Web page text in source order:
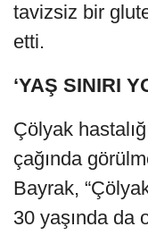
tavizsiz bir
etti.
‘YAŞ SINIRI
Çölyak
çağında
Bayrak,
30 yaşında da